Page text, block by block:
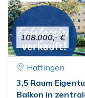
108.000,- €
Hattingen
3,5 Raum
Balkon in